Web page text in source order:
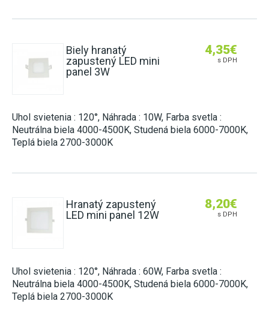
Biely hranatý
zapustený LED mini
panel 3W
4,35€
s DPH
Uhol svietenia : 120°, Náhrada : 10W, Farba svetla :
Neutrálna biela 4000-4500K, Studená biela 6000-7000K,
Teplá biela 2700-3000K
Hranatý zapustený
LED mini panel 12W
8,20€
s DPH
Uhol svietenia : 120°, Náhrada : 60W, Farba svetla :
Neutrálna biela 4000-4500K, Studená biela 6000-7000K,
Teplá biela 2700-3000K